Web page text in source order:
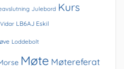
Julebord Kurs
LB6AJ Eskil
Loddebolt
Møte Møtereferat